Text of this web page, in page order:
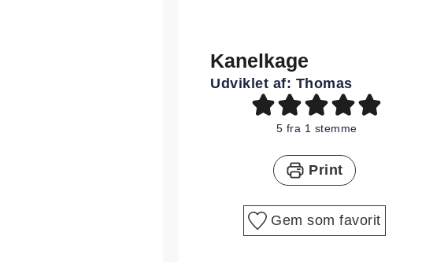
Kanelkage
Udviklet af: Thomas
5 fra 1 stemme
Print
Gem som favorit